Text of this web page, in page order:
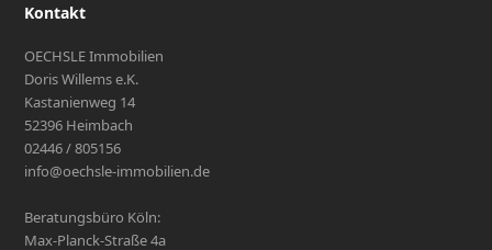
Kontakt
OECHSLE Immobilien
Doris Willems e.K.
Kastanienweg 14
52396 Heimbach
02446 / 805156
info@oechsle-immobilien.de
Beratungsbüro Köln:
Max-Planck-Straße 4a